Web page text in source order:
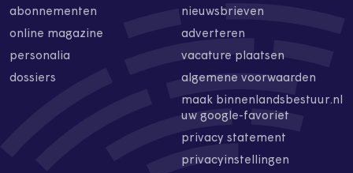
abonnementen
online magazine
personalia
dossiers
nieuwsbrieven
adverteren
vacature plaatsen
algemene voorwaarden
maak binnenlandsbestuur.nl
uw google-favoriet
privacy statement
privacyinstellingen